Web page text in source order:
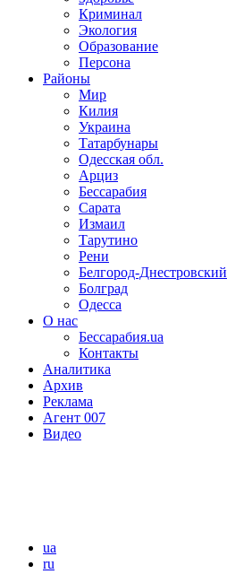
Криминал
Экология
Образование
Персона
Районы
Мир
Килия
Украина
Татарбунары
Одесская обл.
Арциз
Бессарабия
Сарата
Измаил
Тарутино
Рени
Белгород-Днестровский
Болград
Одесса
О нас
Бессарабия.ua
Контакты
Аналитика
Архив
Реклама
Агент 007
Видео
ua
ru